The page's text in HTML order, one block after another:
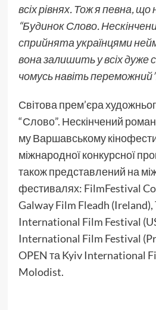
всіх рівнях. Тож я певна,
“Будинок Слово.
сприйнята українцями
вона залишить у всіх дуже
чомусь навіть
Світова прем’єра
“Слово”. Нескінчений
му Варшавському
міжнародної конкурсної
також представлений на
фестивалях: FilmFestival
Galway Film Fleadh (Ireland),
International Film Festival
International Film Festival
OPEN та Kyiv International
Molodist.